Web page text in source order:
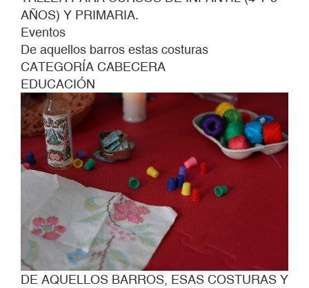
AÑOS) Y PRIMARIA.
Eventos
De aquellos barros estas costuras
CATEGORÍA CABECERA
EDUCACIÓN
DE AQUELLOS BARROS, ESAS COSTURAS Y